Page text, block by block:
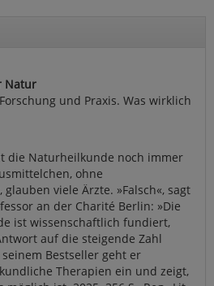
Natur
und Praxis. Was wirklich
die Naturheilkunde noch immer
ohne
viele Ärzte. »Falsch«, sagt
an der Charité Berlin: »Die
ist wissenschaftlich fundiert,
auf die steigende Zahl
Bestseller geht er
Therapien ein und zeigt,